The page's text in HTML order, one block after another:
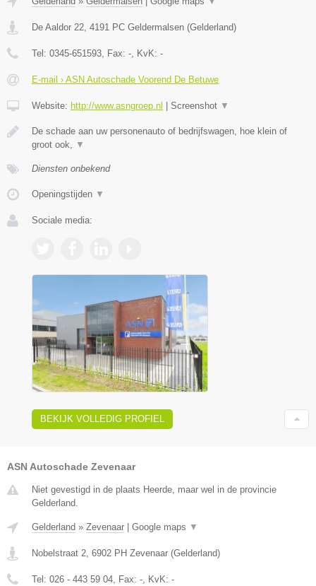
De Aaldor 22, 4191 PC Geldermalsen (Gelderland)
Tel: 0345-651593, Fax: -, KvK: -
E-mail › ASN Autoschade Voorend De Betuwe
Website: http://www.asngroep.nl Screenshot ▼
De schade aan uw personenauto of bedrijfswagen, hoe klein of
groot ook, ▼
Diensten onbekend
Openingstijden ▼
Sociale media:
BEKIJK VOLLEDIG PROFIEL
ASN Autoschade Zevenaar
Niet gevestigd in de plaats Heerde, maar wel in de provincie
Gelderland.
Gelderland » Zevenaar Google maps ▼
Nobelstraat 2, 6902 PH Zevenaar (Gelderland)
Tel: 026 - 443 59 04, Fax: -, KvK: -